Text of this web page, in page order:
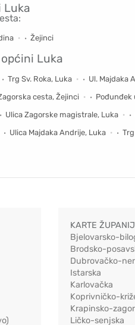
Luka
Žejinci
Luka
Trg Sv. Roka, Luka Ul. Majdaka
cesta, Žejinci Pođunđek
Ulica Zagorske magistrale, Luka
Ulica Majdaka Andrije, Luka
KARTE
Bjelovarsko-
Brodsko-
Dubrovačko-
Istarska
Karlovačka
Koprivničko-
Krapinsko-
Ličko-senjska